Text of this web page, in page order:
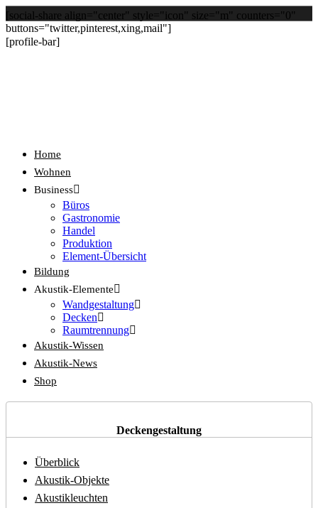
[social-share align="center" style="icon" size="m" counters="0"
buttons="twitter,pinterest,xing,mail"]
[profile-bar]
Home
Wohnen
Business
Büros
Gastronomie
Handel
Produktion
Element-Übersicht
Bildung
Akustik-Elemente
Wandgestaltung
Decken
Raumtrennung
Akustik-Wissen
Akustik-News
Shop
Deckengestaltung
Überblick
Akustik-Objekte
Akustikleuchten